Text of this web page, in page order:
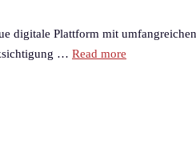
digitale Plattform mit
… Read more